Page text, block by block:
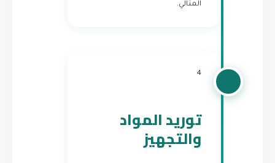
المثالي.
4
توريد المواد
والتجهيز